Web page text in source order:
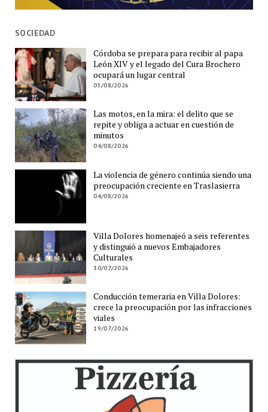
SOCIEDAD
Córdoba se prepara para recibir al papa
León XIV y el legado del Cura Brochero
ocupará un lugar central
05/08/2026
Las motos, en la mira: el delito que se
repite y obliga a actuar en cuestión de
minutos
04/08/2026
La violencia de género continúa siendo una
preocupación creciente en Traslasierra
04/08/2026
Villa Dolores homenajeó a seis referentes
y distinguió a nuevos Embajadores
Culturales
30/07/2026
Conducción temeraria en Villa Dolores:
crece la preocupación por las infracciones
viales
19/07/2026